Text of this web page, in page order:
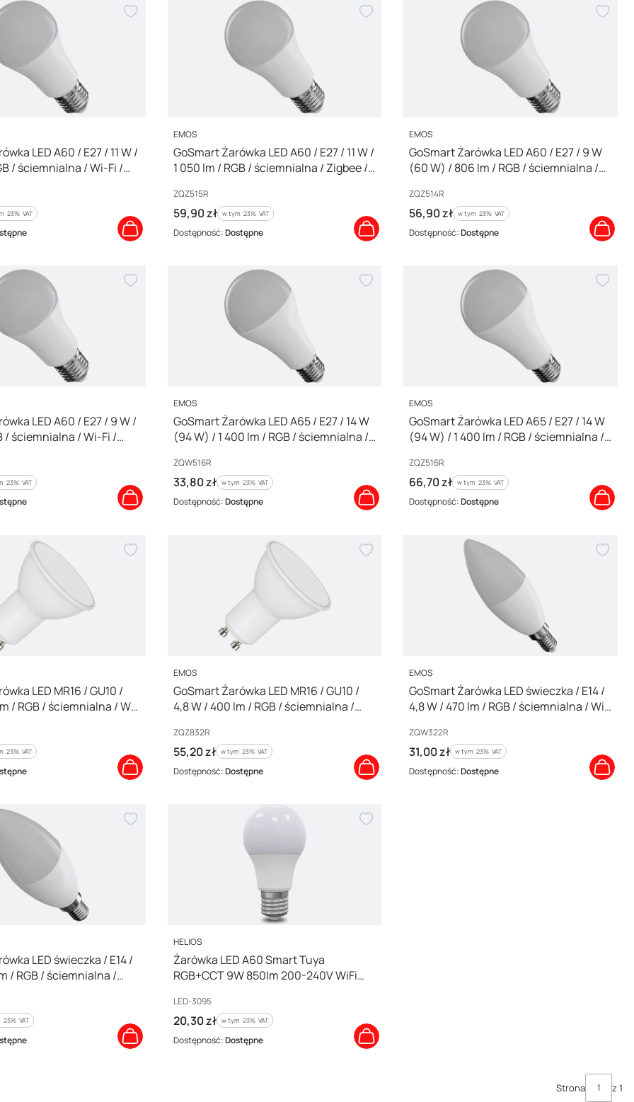
LED A60 / E27 / 11 W /
/ ściemnialna / Wi-Fi /
%s VAT
23% VAT
PRODUCENT
EMOS
GoSmart Żarówka LED A60 / E27 / 11 W /
1 050 lm / RGB / ściemnialna / Zigbee /
Kod producenta
ZQZ515R
Cena brutto
59,90 zł w tym %s VAT
w tym 23% VAT
Dostępność:Dostępne
PRODUCENT
EMOS
GoSmart Żarówka LED A60 / E27 / 9 W
(60 W) / 806 lm / RGB / ściemnialna /
Kod producenta
ZQZ514R
Cena brutto
56,90 zł w tym %s VAT
w tym 23% VAT
Dostępność:Dostępne
LED A60 / E27 / 9 W /
/ ściemnialna / Wi-Fi /
%s VAT
23% VAT
PRODUCENT
EMOS
GoSmart Żarówka LED A65 / E27 / 14 W
(94 W) / 1 400 lm / RGB / ściemnialna /
Kod producenta
ZQW516R
Cena brutto
33,80 zł w tym %s VAT
w tym 23% VAT
Dostępność:Dostępne
PRODUCENT
EMOS
GoSmart Żarówka LED A65 / E27 / 14 W
(94 W) / 1 400 lm / RGB / ściemnialna /
Kod producenta
ZQZ516R
Cena brutto
66,70 zł w tym %s VAT
w tym 23% VAT
Dostępność:Dostępne
LED MR16 / GU10 /
/ RGB / ściemnialna / Wi-
%s VAT
23% VAT
PRODUCENT
EMOS
GoSmart Żarówka LED MR16 / GU10 /
4,8 W / 400 lm / RGB / ściemnialna /
Kod producenta
ZQZ832R
Cena brutto
55,20 zł w tym %s VAT
w tym 23% VAT
Dostępność:Dostępne
PRODUCENT
EMOS
GoSmart Żarówka LED świeczka / E14 /
4,8 W / 470 lm / RGB / ściemnialna / Wi-
Kod producenta
ZQW322R
Cena brutto
31,00 zł w tym %s VAT
w tym 23% VAT
Dostępność:Dostępne
LED świeczka / E14 /
/ RGB / ściemnialna /
VAT
23% VAT
PRODUCENT
HELIOS
Żarówka LED A60 Smart Tuya
RGB+CCT 9W 850lm 200-240V WiFi
Kod producenta
LED-3095
Cena brutto
20,30 zł w tym %s VAT
w tym 23% VAT
Dostępność:Dostępne
Strona z 1